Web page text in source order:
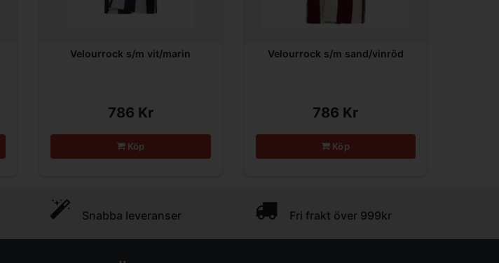
Velourrock s/m vit/marin
786 Kr
Köp
Velourrock s/m sand/vinröd
786 Kr
Köp
Snabba leveranser Fri frakt över 999kr